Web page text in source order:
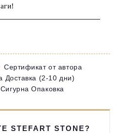
Сертификат от автора
Доставка (2-10 дни)
Сигурна Опаковка
STONE?